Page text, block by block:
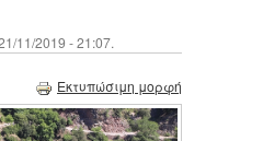
11/2019 - 21:07.
Εκτυπώσιμη μορφή